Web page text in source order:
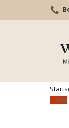
- 25%